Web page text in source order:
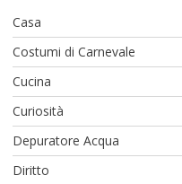
Casa
Costumi di Carnevale
Cucina
Curiosità
Depuratore Acqua
Diritto